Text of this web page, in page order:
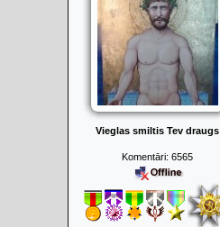
Vieglas smiltis Tev draugs
Komentāri: 6565